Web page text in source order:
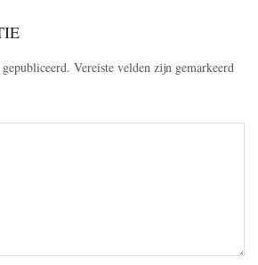
Vereiste velden zijn gemarkeerd